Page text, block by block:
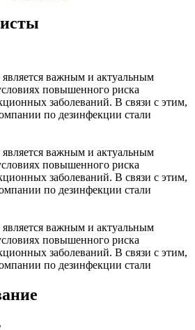
важным и актуальным
повышенного риска
заболеваний. В связи с этим,
по дезинфекции стали
важным и актуальным
повышенного риска
заболеваний. В связи с этим,
по дезинфекции стали
важным и актуальным
повышенного риска
заболеваний. В связи с этим,
по дезинфекции стали